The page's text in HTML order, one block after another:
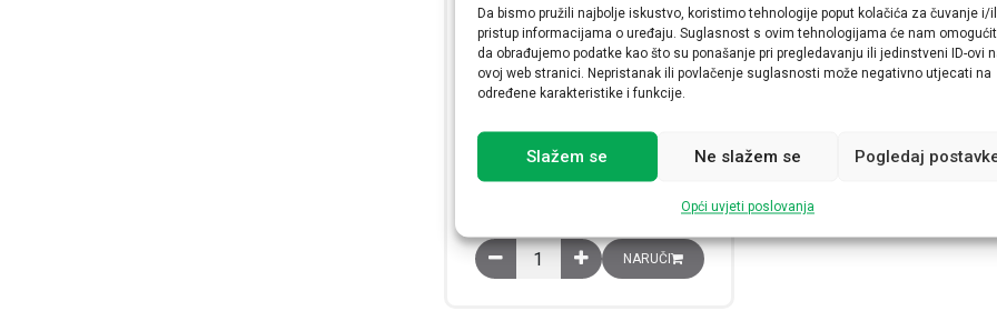
Da bismo pružili najbolje iskustvo, koristimo tehnologije poput kolačića za čuvanje i/
pristup informacijama o uređaju. Suglasnost s ovim tehnologijama će nam
da obrađujemo podatke kao što su ponašanje pri pregledavanju ili jedinstveni ID-ovi
ovoj web stranici. Nepristanak ili povlačenje suglasnosti može negativno utjecati na
određene karakteristike i funkcije.
Slažem se Ne slažem se Pogledaj
Opći uvjeti poslovanja
Detektor pokreta, 140 stupnjeva,
domet 8 m, IP41
048945
28,93
Detektor pokreta, 140 stupnjeva, domet 8 m, IP41 količina
NARUČI